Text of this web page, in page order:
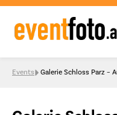
Skip to content
Events Galerie Schloss Parz –